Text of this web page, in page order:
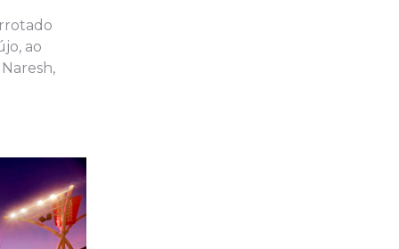
ao